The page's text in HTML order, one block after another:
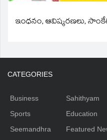
ఇంధనం, ఆవిష్కరణలు,
CATEGORIES
Business
Sports
Seemandhra
Sahithyam
Education
Featured